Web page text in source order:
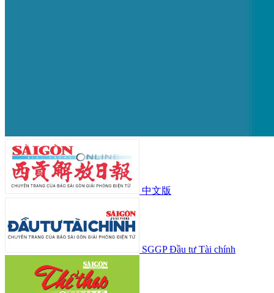
中文版
SGGP Đầu tư Tài chính